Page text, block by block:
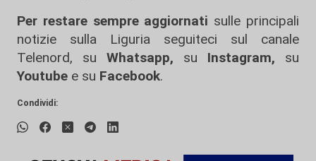
Per restare sempre aggiornati sulle principali
notizie sulla Liguria seguiteci sul canale
Telenord, su
Whatsapp, su Instagram, su
Youtube e su Facebook.
Condividi: